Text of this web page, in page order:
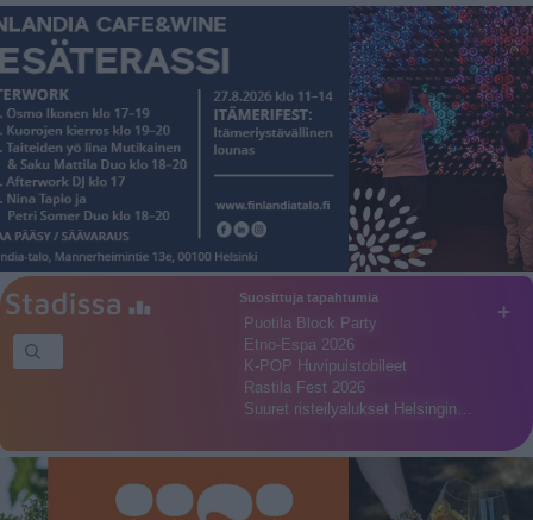
+
Suosittuja tapahtumia
Puotila Block Party
Etno-Espa 2026
K-POP Huvipuistobileet
Rastila Fest 2026
Suuret risteilyalukset Helsingin…